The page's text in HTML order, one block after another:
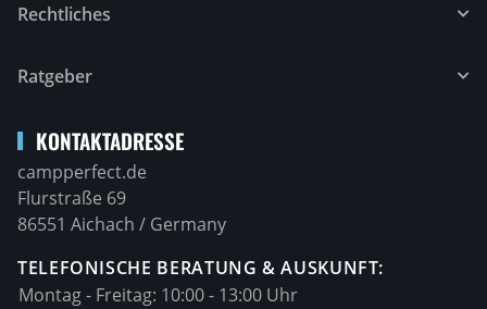
Rechtliches
Ratgeber
KONTAKTADRESSE
campperfect.de
Flurstraße 69
86551 Aichach / Germany
TELEFONISCHE BERATUNG & AUSKUNFT:
Montag - Freitag: 10:00 - 13:00 Uhr